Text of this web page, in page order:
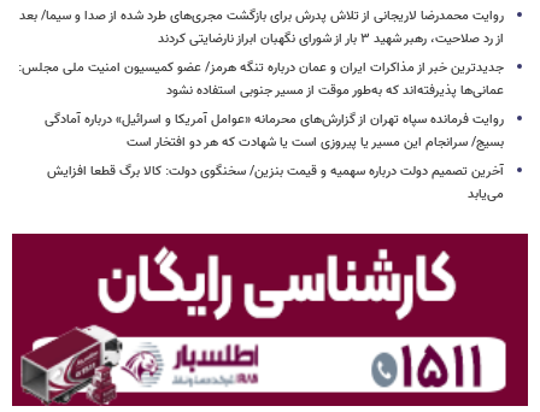
روایت محمدرضا لاریجانی از تلاش پدرش برای بازگشت مجری‌های طرد شده از صدا و سیما/ بعد
از رد صلاحیت، رهبر شهید ۳ بار از شورای نگهبان ابراز نارضایتی کردند
جدیدترین خبر از مذاکرات ایران و عمان درباره تنگه هرمز/ عضو کمیسیون امنیت ملی مجلس:
عمانی‌ها پذیرفته‌اند که به‌طور موقت از مسیر جنوبی استفاده نشود
روایت فرمانده سپاه تهران از گزارش‌های محرمانه «عوامل آمریکا و اسرائیل» درباره آمادگی
بسیج/ سرانجام این مسیر یا پیروزی است یا شهادت که هر دو افتخار است
آخرین تصمیم دولت درباره سهمیه و قیمت بنزین/ سخنگوی دولت: کالا برگ قطعا افزایش
می‌یابد